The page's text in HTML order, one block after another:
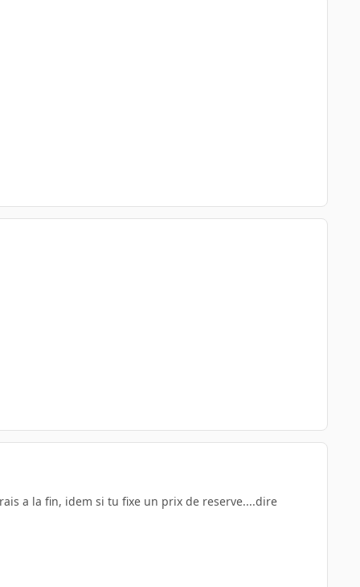
a la fin, idem si tu fixe un prix de reserve....dire